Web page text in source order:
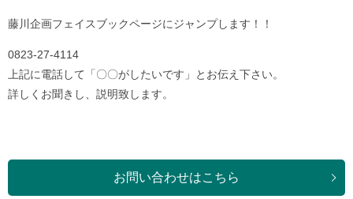
藤川企画フェイスブックページにジャンプします！！
0823-27-4114
上記に電話して「〇〇がしたいです」とお伝え下さい。
詳しくお聞きし、説明致します。
お問い合わせはこちら